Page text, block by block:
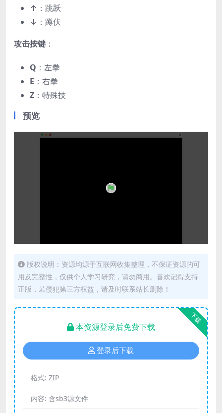
↑：跳跃
↓：蹲伏
​攻击按键​ ​：
​Q​ ​：左拳
​E​ ​：右拳
​Z​ ​：特殊技
预览
版权说明：资源均源于互联网收集整理，不保证资源的可
用及完整性，仅供个人学习研究，请勿商用。喜欢记得支持
正版，若侵犯第三方权益，请及时联系站长删除！
下载
本资源登录后免费下载
登录后下载
格式: ZIP
内容: 含sb3源文件